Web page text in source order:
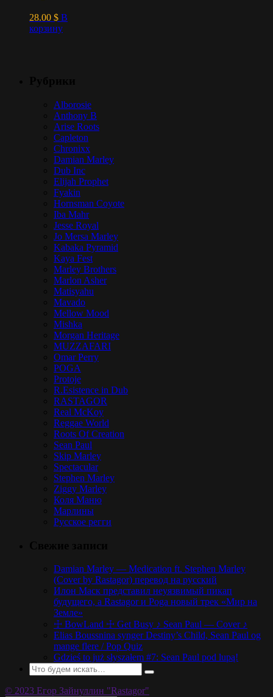
28.00 $ В
корзину
Alborosie
Anthony B
Arise Roots
Capleton
Chronixx
Damian Marley
Dub Inc
Elijah Prophet
Fyakin
Hornsman Coyote
Iba Mahr
Jesse Royal
Jo Mersa Marley
Kabaka Pyramid
Kaya Fest
Marley Brothers
Marlon Asher
Matisyahu
Mavado
Mellow Mood
Mishka
Morgan Heritage
MUZZAFARI
Omar Perry
POGA
Protoje
R.Esistence in Dub
RASTAGOR
Real McKoy
Reggae World
Roots Of Creation
Sean Paul
Skip Marley
Spectacular
Stephen Marley
Ziggy Marley
Коля Маню
Марлины
Русское регги
Damian Marley — Medication ft. Stephen Marley
(Cover by Rastagor) перевод на русский
Илон Маск представил неуязвимый пикап
будущего, а Rastagor и Poga новый трек «Мир на
Земле»
☩ BowLand ☩ Get Busy ♪ Sean Paul — Cover ♪
Elias Boussnina synger Destiny’s Child, Sean Paul og
mange flere / Pop Quiz
Gdzieś to już słyszałem #7: Sean Paul pod lupą!
© 2023 Егор Зайнуллин "Rastagor"